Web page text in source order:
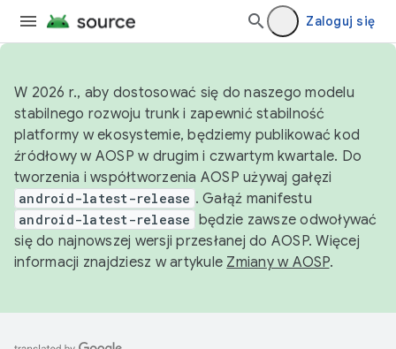
Zaloguj się
W 2026 r., aby dostosować się do naszego modelu
stabilnego rozwoju trunk i zapewnić stabilność
platformy w ekosystemie, będziemy publikować kod
źródłowy w AOSP w drugim i czwartym kwartale. Do
tworzenia i współtworzenia AOSP używaj gałęzi
android-latest-release . Gałąź manifestu
android-latest-release będzie zawsze odwoływać
się do najnowszej wersji przesłanej do AOSP. Więcej
informacji znajdziesz w artykule Zmiany w AOSP.